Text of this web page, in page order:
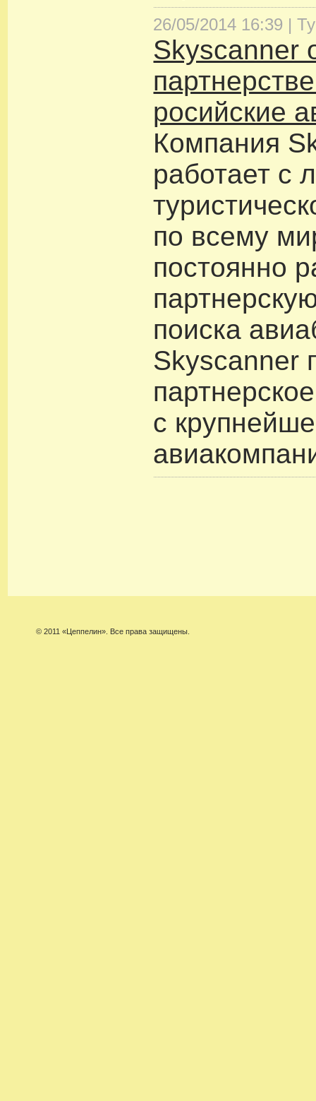
26/05/2014 16:39 |
Skyscanner
росийские
Компания
работает с
по всему
постоянно
поиска
Skyscanner
с
© 2011 «Цеппелин». Все права защищены.